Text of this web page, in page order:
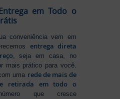
em Todo o
conveniência vem em
entrega direta
, seja em casa, no
mais prático para você.
uma rede de mais de
retirada em todo o
que cresce